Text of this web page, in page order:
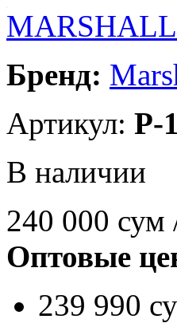
Бренд:
Артикул: P-
В наличии
240 000 сум
Оптовые
239 990